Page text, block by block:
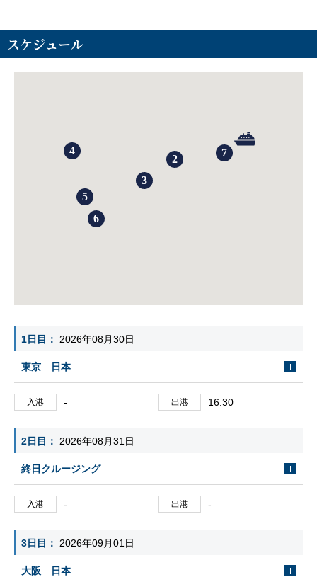
スケジュール
2
3
4
5
6
7
1日目 2026年08月30日
東京 日本
入港 - 出港 16:30
2日目 2026年08月31日
終日クルージング
入港 - 出港 -
3日目 2026年09月01日
大阪 日本